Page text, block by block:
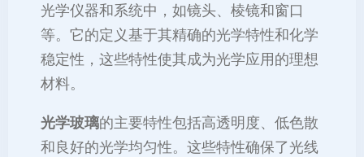
光学仪器和系统中，如镜头、棱镜和窗口
等。它的定义基于其精确的光学特性和化学
稳定性，这些特性使其成为光学应用的理想
材料。
光学玻璃的主要特性包括高透明度、低色散
和良好的光学均匀性。这些特性确保了光线